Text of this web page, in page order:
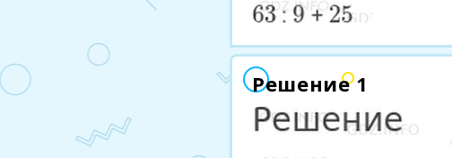
Решение 1